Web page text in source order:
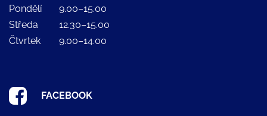
Pondělí
9.00–15.00
Středa
12.30–15.00
Čtvrtek
9.00–14.00
FACEBOOK